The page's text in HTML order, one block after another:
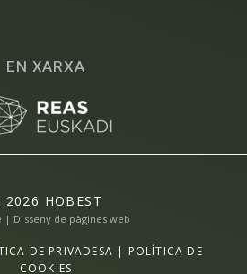
EN XARXA
HOBEST
| Disseny de pàgines web
DE PRIVADESA | POLÍTICA DE
COOKIES